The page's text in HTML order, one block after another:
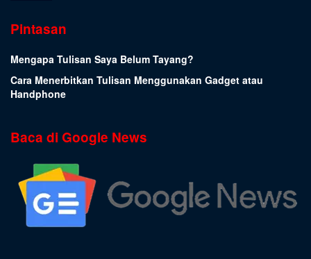
Pintasan
Mengapa Tulisan Saya Belum Tayang?
Cara Menerbitkan Tulisan Menggunakan Gadget atau
Handphone
Baca di Google News